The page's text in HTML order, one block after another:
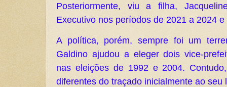
Posteriormente, viu a filha,
Executivo nos períodos de 2021 a 2024
A política, porém, sempre foi um
Galdino ajudou a eleger dois vice-
nas eleições de 1992 e 2004.
diferentes do traçado inicialmente ao seu